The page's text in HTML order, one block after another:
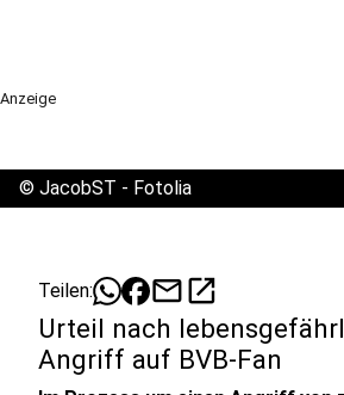
Anzeige
© JacobST - Fotolia
Teilen: mailopen_in_new
Urteil nach
Angriff auf BVB-Fan